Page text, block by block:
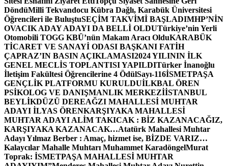
DöndüMilli Tekvandocu Kübra Dağlı, Karabük Üniversitesi
Öğrencileri ile BuluştuSEÇİM TAKVİMİ BAŞLADIMHP’NİN
OVACIK ADAY ADAYI DA BELLİ OLDUTürkiye’nin Yerli
Otomobili TOGG KBÜ’nün Makam Aracı OlduKARABÜK
TİCARET VE SANAYİ ODASI BAŞKANI FATİH
ÇAPRAZ’IN BASIN AÇIKLAMASI2024 YILININ İLK
GENEL MECLİS TOPLANTISI YAPILDITürker İnanoğlu
İletişim Fakültesi Öğrencilerine 4 ÖdülSayı-116İSMETPAŞA
GENÇLİK PLATFORMU KURULDUİLKBAL ÖREN
PSİKOLOG VE DANIŞMANLIK MERKEZİİSTANBUL
BEYLİKDÜZÜ DEREAĞZI MAHALLESİ MUHTAR
ADAYI İLYAS ÖRENKARŞIYAKA MAHALLESİ
MUHTAR ADAYI ALİM TAKICAK : BİZ KAZANACAĞIZ,
KARŞIYAKA KAZANACAK…Atatürk Mahallesi Muhtar
Adayı Yılmaz Berber : Amaç, hizmet ise, BİZDE VARIZ…
Kalaycılar Mahalle Muhtarı Muhammet KaradöngelMurat
Toprak: İSMETPAŞA MAHALLESİ MUHTAR